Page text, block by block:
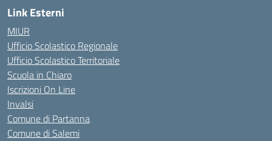
Link Esterni
MIUR
Ufficio Scolastico Regionale
Ufficio Scolastico Territoriale
Scuola in Chiaro
Iscrizioni On Line
Invalsi
Comune di Partanna
Comune di Salemi